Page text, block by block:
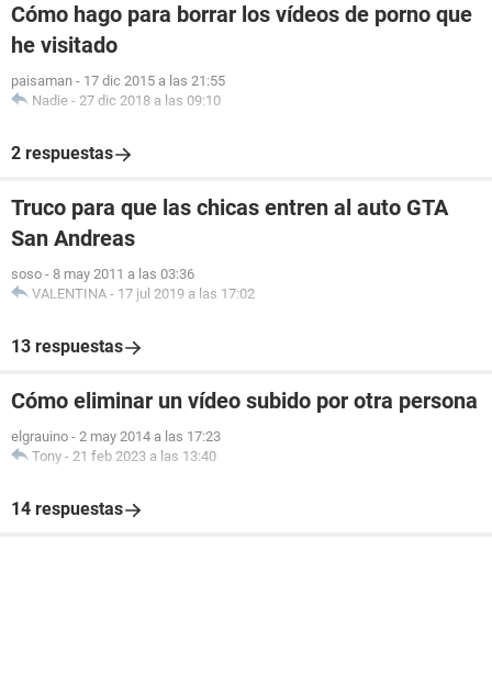
Cómo hago para borrar los vídeos de porno que
he visitado
paisaman - 17 dic 2015 a las 21:55
Nadie - 27 dic 2018 a las 09:10
2 respuestas
Truco para que las chicas entren al auto GTA
San Andreas
soso - 8 may 2011 a las 03:36
VALENTINA - 17 jul 2019 a las 17:02
13 respuestas
Cómo eliminar un vídeo subido por otra persona
elgrauino - 2 may 2014 a las 17:23
Tony - 21 feb 2023 a las 13:40
14 respuestas